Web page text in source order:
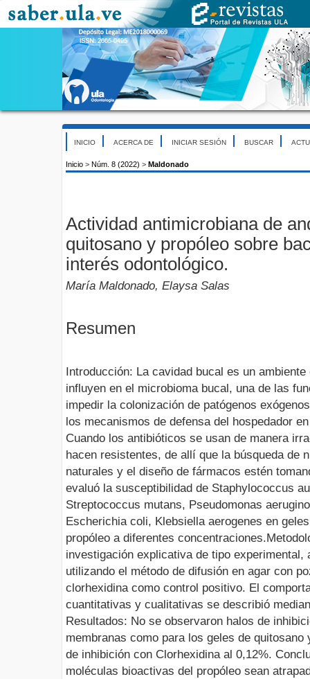
INICIO ACERCA DE INICIAR SESIÓN BUSCAR
Inicio > Núm. 8 (2022) > Maldonado
Actividad antimicrobiana de
quitosano y propóleo sobre
interés odontológico.
María Maldonado, Elaysa Salas
Resumen
Introducción: La cavidad bucal es un
influyen en el microbioma bucal, una de las
impedir la colonización de patógenos
los mecanismos de defensa del hospedador
Cuando los antibióticos se usan de manera
hacen resistentes, de allí que la búsqueda de
naturales y el diseño de fármacos estén
evaluó la susceptibilidad de Staphylococcus
Streptococcus mutans, Pseudomonas
Escherichia coli, Klebsiella aerogenes en
propóleo a diferentes
investigación explicativa de tipo experimental,
utilizando el método de difusión en agar con
clorhexidina como control positivo. El
cuantitativas y cualitativas se describió
Resultados: No se observaron halos de
membranas como para los geles de
de inhibición con Clorhexidina al 0,12%.
moléculas bioactivas del propóleo sean